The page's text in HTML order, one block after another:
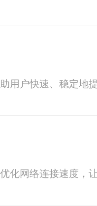
用户快速、稳定地
化网络连接速度，